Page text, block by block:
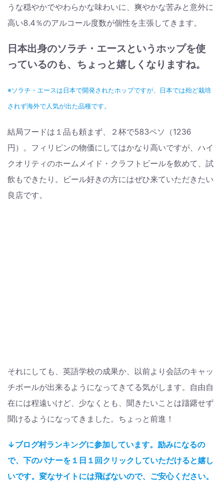
うな穏やかでやわらかな味わいに、爽やかな苦みと意外に
高い8.4％のアルコール度数が個性を主張してきます。
日本出身のソラチ・エースというホップを使
っているのも、ちょっと嬉しくなりますね。
※ソラチ・エースは日本で開発されたホップですが、日本では殆ど栽培
されず海外で人気が出た品種です。
結局フードは１品も頼まず、２杯で583ペソ（1236
円）。フィリピンの物価にしてはかなり高いですが、ハイ
クオリティのホームメイド・クラフトビールを飲めて、試
飲もできたり。ビール好きの方にはぜひ来ていただきたい
良店です。
それにしても、英語学校の成果か、以前より会話のキャッ
チボールが出来るようになってきてる気がします。自由自
在には程遠いけど、少なくとも、聞きたいことは躊躇せず
聞けるようになってきました。ちょっと前進！
↓ブログ村ランキングに参加しています。励みになるの
で、下のバナーを１日１回クリックしていただけると嬉し
いです。変なサイトには飛ばないので、ご安心ください。